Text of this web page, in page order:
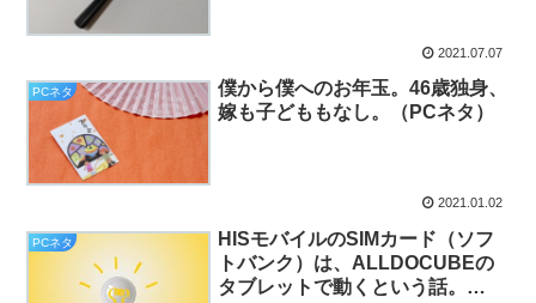
2021.07.07
PCネタ
僕から僕へのお年玉。46歳独身、
嫁も子どももなし。（PCネタ）
2021.01.02
PCネタ
HISモバイルのSIMカード（ソフ
トバンク）は、ALLDOCUBEの
タブレットで動くという話。